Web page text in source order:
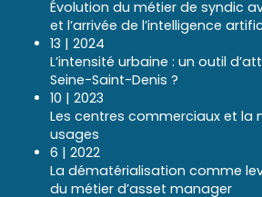
Évolution du métier de syndic
et l’arrivée de l’intelligence
13 | 2024
L’intensité urbaine : un outil
Seine-Saint-Denis ?
10 | 2023
Les centres commerciaux et la
usages
6 | 2022
La dématérialisation comme
du métier d’asset manager